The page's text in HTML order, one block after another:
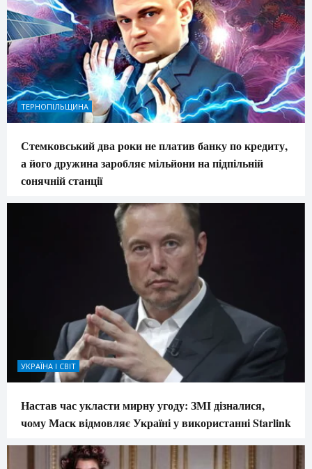
ТЕРНОПІЛЬЩИНА
Стемковський два роки не платив банку по кредиту,
а його дружина заробляє мільйони на підпільній
сонячній станції
УКРАЇНА І СВІТ
Настав час укласти мирну угоду: ЗМІ дізналися,
чому Маск відмовляє Україні у використанні Starlink